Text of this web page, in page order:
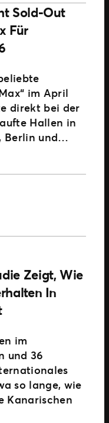
Sold-Out
Für
im April
direkt bei der
Hallen in
Berlin und…
Zeigt, Wie
In
im
und 36
so lange, wie
Kanarischen